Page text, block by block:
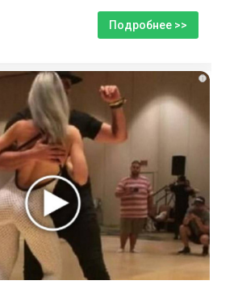
Подробнее >>
i